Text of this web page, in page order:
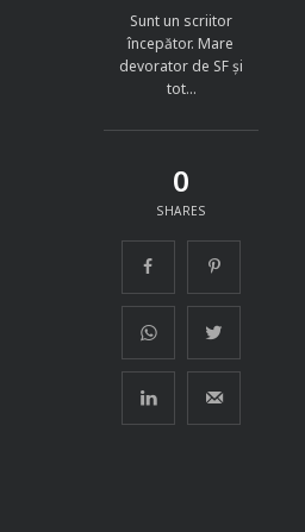
Sunt un scriitor
începător. Mare
devorator de SF și
tot…
0
SHARES